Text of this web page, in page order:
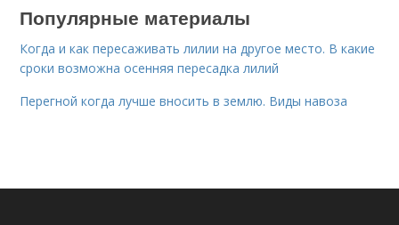
Популярные материалы
Когда и как пересаживать лилии на другое место. В какие
сроки возможна осенняя пересадка лилий
Перегной когда лучше вносить в землю. Виды навоза